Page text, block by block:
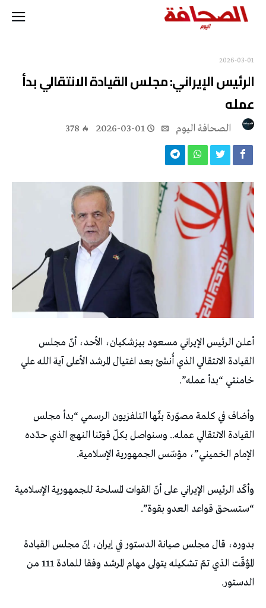
2026-03-01
الرئيس الإيراني: مجلس القيادة الانتقالي بدأ
عمله
2026-03-01
378
أعلن الرئيس الإيراني مسعود بيزشكيان، الأحد، أنّ مجلس
القيادة الانتقالي الذي أُنشئ بعد اغتيال المرشد الأعلى آية الله علي
خامنئي “بدأ عمله”.
وأضاف في كلمة مصوّرة بثّها التلفزيون الرسمي “بدأ مجلس
القيادة الانتقالي عمله.. وسنواصل بكلّ قوتنا النهج الذي حدّده
الإمام الخميني”، مؤسّس الجمهورية الإسلامية.
وأكّد الرئيس الإيراني على أنّ القوات المسلحة للجمهورية الإسلامية
“ستسحق قواعد العدو بقوة”.
بدوره، قال مجلس صيانة الدستور في إيران، إنّ مجلس القيادة
المؤقّت الذي تمّ تشكيله يتولى مهام المرشد وفقا للمادة 111 من
الدستور.